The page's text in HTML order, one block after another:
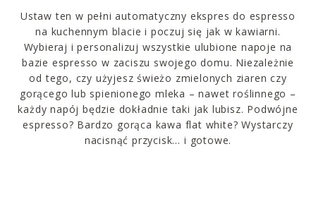
Ustaw ten w pełni automatyczny ekspres do espresso
na kuchennym blacie i poczuj się jak w kawiarni.
Wybieraj i personalizuj wszystkie ulubione napoje na
bazie espresso w zaciszu swojego domu. Niezależnie
od tego, czy użyjesz świeżo zmielonych ziaren czy
gorącego lub spienionego mleka – nawet roślinnego –
każdy napój będzie dokładnie taki jak lubisz. Podwójne
espresso? Bardzo gorąca kawa flat white? Wystarczy
nacisnąć przycisk… i gotowe.